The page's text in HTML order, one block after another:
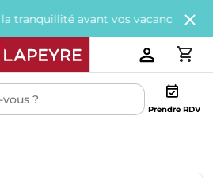
avant vos vacances avec200€
Prendre RDV